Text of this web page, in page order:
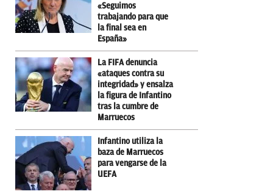
«Seguimos
trabajando para que
la final sea en
España»
La FIFA denuncia
«ataques contra su
integridad» y ensalza
la figura de Infantino
tras la cumbre de
Marruecos
Infantino utiliza la
baza de Marruecos
para vengarse de la
UEFA